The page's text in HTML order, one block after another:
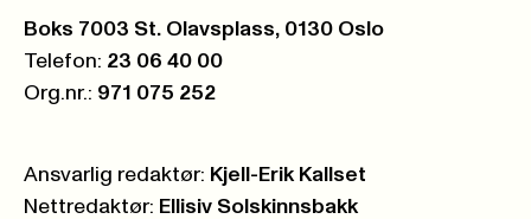
Postboks:
Boks 7003 St. Olavsplass, 0130 Oslo
Telefon: 23 06 40 00
Org.nr.: 971 075 252
Ansvarlig redaktør: Kjell-Erik Kallset
Nettredaktør: Ellisiv Solskinnsbakk